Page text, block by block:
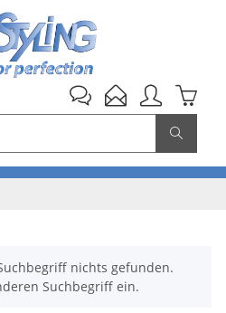
nichts gefunden.
Suchbegriff ein.